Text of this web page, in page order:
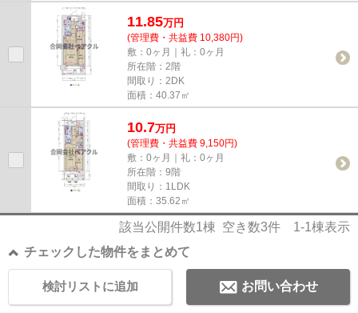
11.85万円
(管理費・共益費 10,380円)
敷：0ヶ月｜礼：0ヶ月
所在階：2階
間取り：2DK
面積：40.37㎡
10.7万円
(管理費・共益費 9,150円)
敷：0ヶ月｜礼：0ヶ月
所在階：9階
間取り：1LDK
面積：35.62㎡
該当公開件数1棟 空き数3件 1-1棟表示
チェックした物件をまとめて
お問い合わせ
検討リストに追加